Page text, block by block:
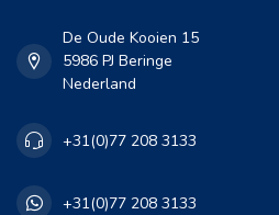
De Oude Kooien 15
5986 PJ Beringe
Nederland
+31(0)77 208 3133
+31(0)77 208 3133